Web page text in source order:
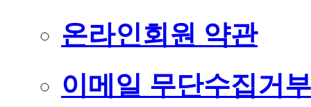
온라인회원 약관
이메일 무단수집거부